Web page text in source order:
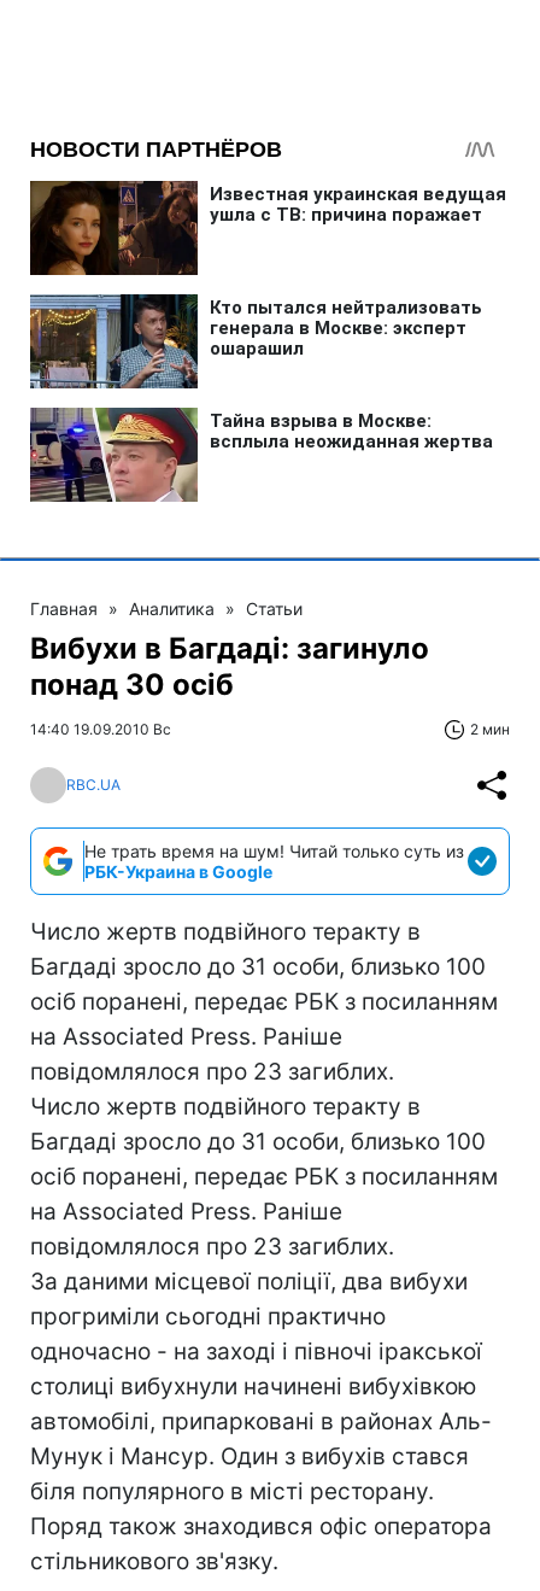
Главная » Аналитика » Статьи
Вибухи в Багдаді: загинуло
понад 30 осіб
14:40 19.09.2010 Вс 2 мин
RBC.UA
Не трать время на шум! Читай только суть из
РБК-Украина в Google
Число жертв подвійного теракту в
Багдаді зросло до 31 особи, близько 100
осіб поранені, передає РБК з посиланням
на Associated Press. Раніше
повідомлялося про 23 загиблих.
Число жертв подвійного теракту в
Багдаді зросло до 31 особи, близько 100
осіб поранені, передає РБК з посиланням
на Associated Press. Раніше
повідомлялося про 23 загиблих.
За даними місцевої поліції, два вибухи
прогриміли сьогодні практично
одночасно - на заході і півночі іракської
столиці вибухнули начинені вибухівкою
автомобілі, припарковані в районах Аль-
Мунук і Мансур. Один з вибухів стався
біля популярного в місті ресторану.
Поряд також знаходився офіс оператора
стільникового зв'язку.